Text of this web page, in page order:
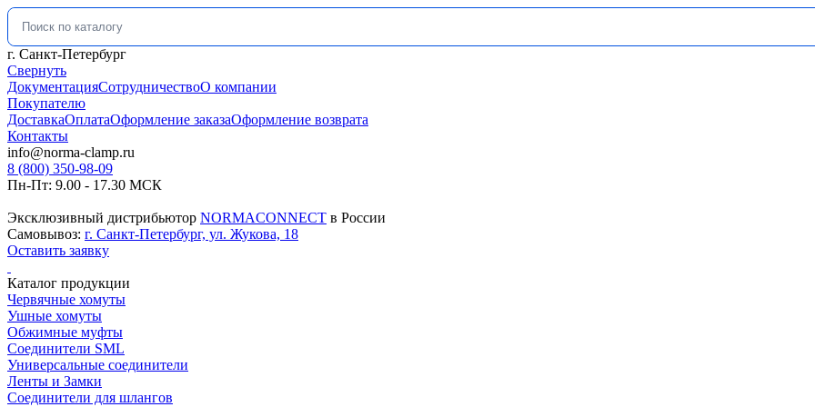
Искать:
г. Санкт-Петербург
Свернуть
ДокументацияСотрудничествоО компании
Покупателю
ДоставкаОплатаОформление заказаОформление возврата
Контакты
info@norma-clamp.ru
8 (800) 350-98-09
Пн-Пт: 9.00 - 17.30 МСК
Эксклюзивный дистрибьютор NORMACONNECT в России
Самовывоз: г. Санкт-Петербург, ул. Жукова, 18
Оставить заявку
Каталог продукции
Червячные хомуты
Ушные хомуты
Обжимные муфты
Соединители SML
Универсальные соединители
Ленты и Замки
Соединители для шлангов